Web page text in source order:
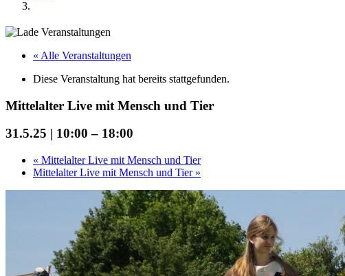
« Alle Veranstaltungen
Diese Veranstaltung hat bereits stattgefunden.
Mittelalter Live mit Mensch und Tier
31.5.25 | 10:00 – 18:00
« Mittelalter Live mit Mensch und Tier
Mittelalter Live mit Mensch und Tier »